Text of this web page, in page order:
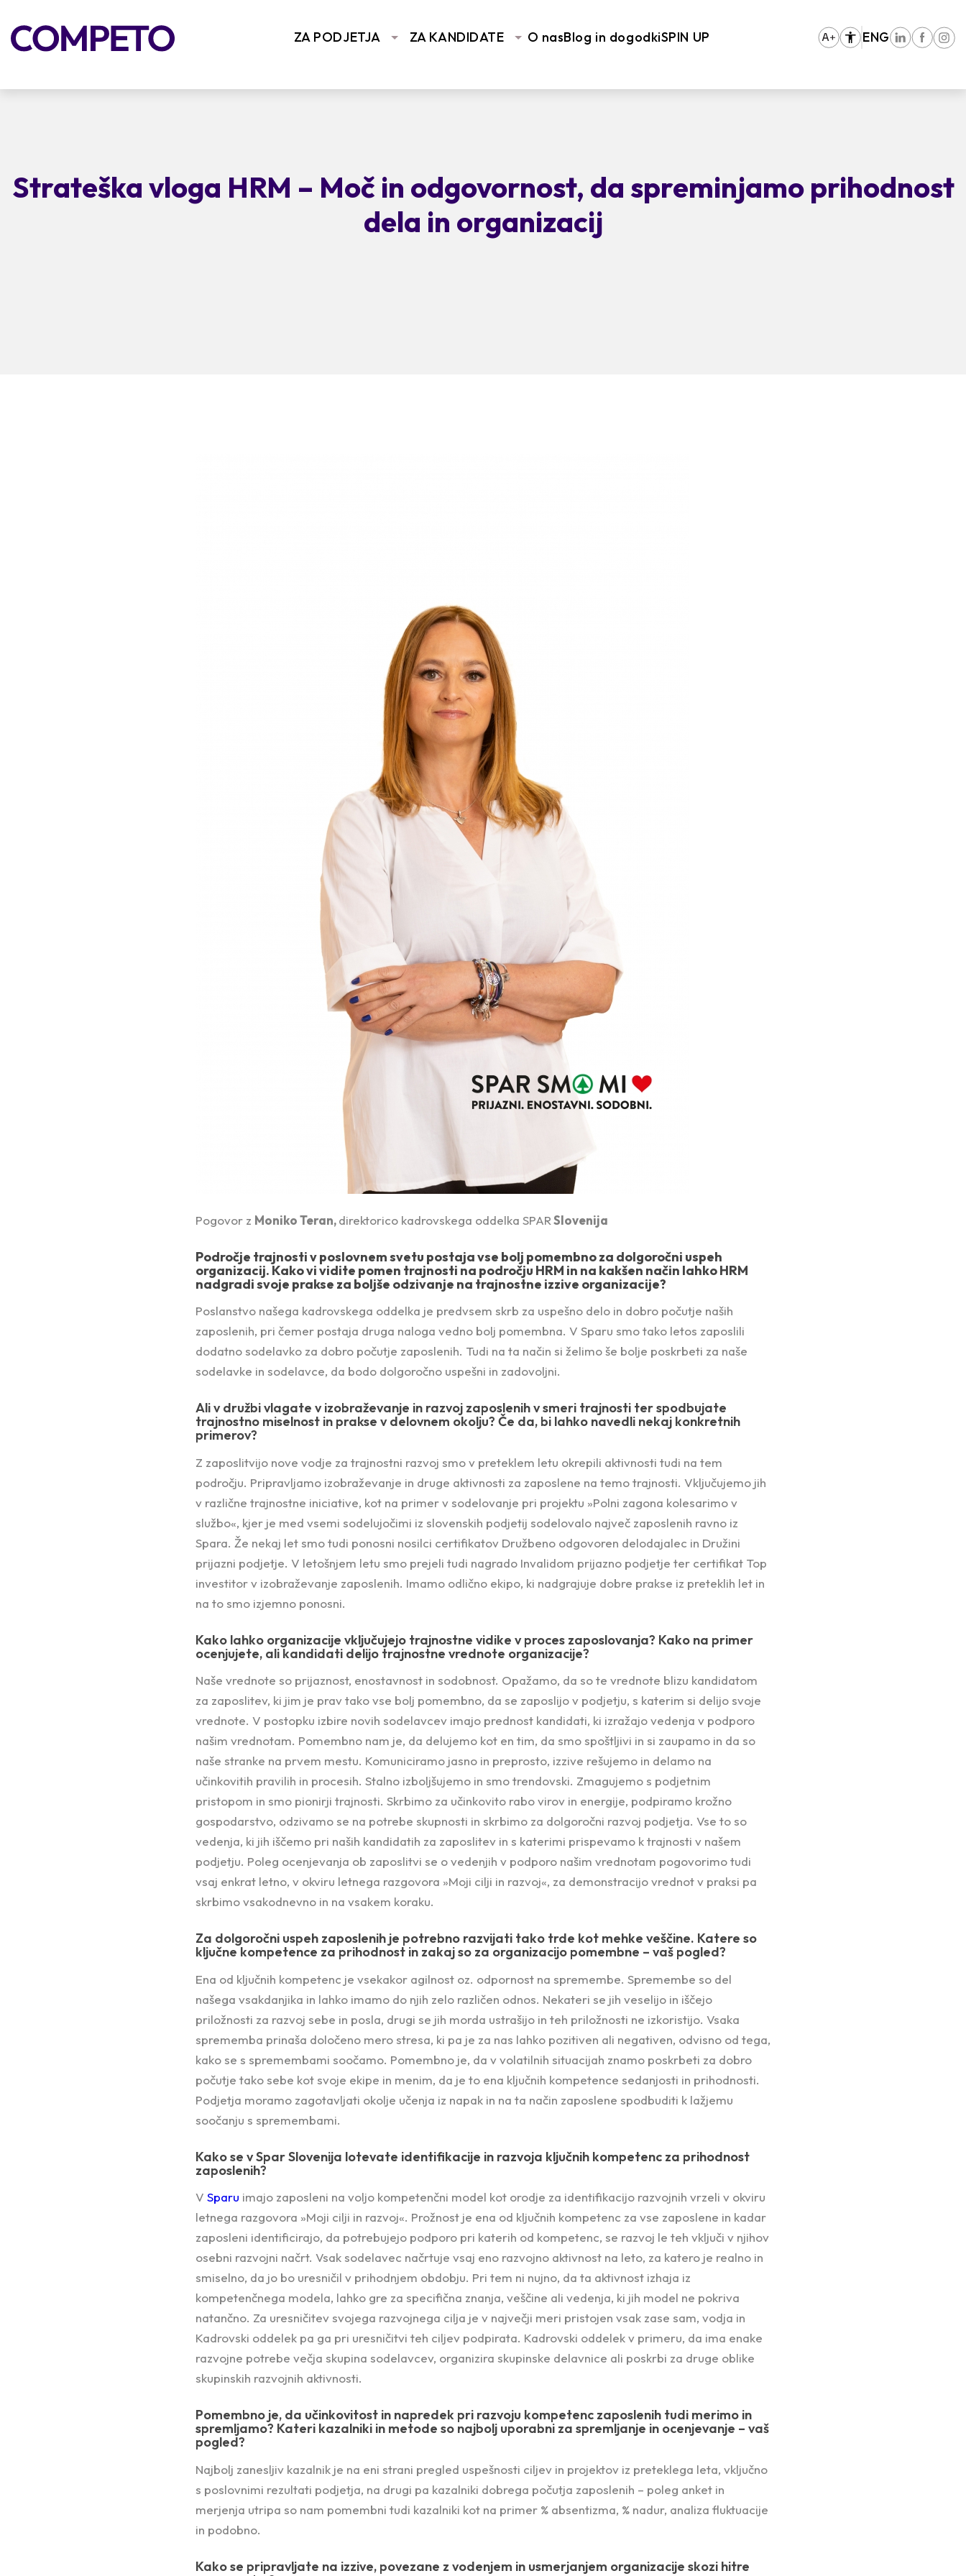
ZA PODJETJA ZA KANDIDATE O nasBlog in dogodkiSPIN UP ENG
Strateška vloga HRM – Moč in odgovornost, da spreminjamo prihodnost
dela in organizacij
Pogovor z Moniko Teran,direktorico kadrovskega oddelka SPARSlovenija
Področje trajnosti v poslovnem svetu postaja vse bolj pomembno za dolgoročni uspeh
organizacij. Kako vi vidite pomen trajnosti na področju HRM in na kakšen način lahko HRM
nadgradi svoje prakse za boljše odzivanje na trajnostne izzive organizacije?
Poslanstvo našega kadrovskega oddelka je predvsem skrb za uspešno delo in dobro počutje naših
zaposlenih, pri čemer postaja druga naloga vedno bolj pomembna. V Sparu smo tako letos zaposlili
dodatno sodelavko za dobro počutje zaposlenih. Tudi na ta način si želimo še bolje poskrbeti za naše
sodelavke in sodelavce, da bodo dolgoročno uspešni in zadovoljni.
Ali v družbi vlagate v izobraževanje in razvoj zaposlenih v smeri trajnosti ter spodbujate
trajnostno miselnost in prakse v delovnem okolju? Če da, bi lahko navedli nekaj konkretnih
primerov?
Z zaposlitvijo nove vodje za trajnostni razvoj smo v preteklem letu okrepili aktivnosti tudi na tem
področju. Pripravljamo izobraževanje in druge aktivnosti za zaposlene na temo trajnosti. Vključujemo jih
v različne trajnostne iniciative, kot na primer v sodelovanje pri projektu »Polni zagona kolesarimo v
službo«, kjer je med vsemi sodelujočimi iz slovenskih podjetij sodelovalo največ zaposlenih ravno iz
Spara. Že nekaj let smo tudi ponosni nosilci certifikatov Družbeno odgovoren delodajalec in Družini
prijazni podjetje. V letošnjem letu smo prejeli tudi nagrado Invalidom prijazno podjetje ter certifikat Top
investitor v izobraževanje zaposlenih. Imamo odlično ekipo, ki nadgrajuje dobre prakse iz preteklih let in
na to smo izjemno ponosni.
Kako lahko organizacije vključujejo trajnostne vidike v proces zaposlovanja? Kako na primer
ocenjujete, ali kandidati delijo trajnostne vrednote organizacije?
Naše vrednote so prijaznost, enostavnost in sodobnost. Opažamo, da so te vrednote blizu kandidatom
za zaposlitev, ki jim je prav tako vse bolj pomembno, da se zaposlijo v podjetju, s katerim si delijo svoje
vrednote. V postopku izbire novih sodelavcev imajo prednost kandidati, ki izražajo vedenja v podporo
našim vrednotam. Pomembno nam je, da delujemo kot en tim, da smo spoštljivi in si zaupamo in da so
naše stranke na prvem mestu. Komuniciramo jasno in preprosto, izzive rešujemo in delamo na
učinkovitih pravilih in procesih. Stalno izboljšujemo in smo trendovski. Zmagujemo s podjetnim
pristopom in smo pionirji trajnosti. Skrbimo za učinkovito rabo virov in energije, podpiramo krožno
gospodarstvo, odzivamo se na potrebe skupnosti in skrbimo za dolgoročni razvoj podjetja. Vse to so
vedenja, ki jih iščemo pri naših kandidatih za zaposlitev in s katerimi prispevamo k trajnosti v našem
podjetju. Poleg ocenjevanja ob zaposlitvi se o vedenjih v podporo našim vrednotam pogovorimo tudi
vsaj enkrat letno, v okviru letnega razgovora »Moji cilji in razvoj«, za demonstracijo vrednot v praksi pa
skrbimo vsakodnevno in na vsakem koraku.
Za dolgoročni uspeh zaposlenih je potrebno razvijati tako trde kot mehke veščine. Katere so
ključne kompetence za prihodnost in zakaj so za organizacijo pomembne – vaš pogled?
Ena od ključnih kompetenc je vsekakor agilnost oz. odpornost na spremembe. Spremembe so del
našega vsakdanjika in lahko imamo do njih zelo različen odnos. Nekateri se jih veselijo in iščejo
priložnosti za razvoj sebe in posla, drugi se jih morda ustrašijo in teh priložnosti ne izkoristijo. Vsaka
sprememba prinaša določeno mero stresa, ki pa je za nas lahko pozitiven ali negativen, odvisno od tega,
kako se s spremembami soočamo. Pomembno je, da v volatilnih situacijah znamo poskrbeti za dobro
počutje tako sebe kot svoje ekipe in menim, da je to ena ključnih kompetence sedanjosti in prihodnosti.
Podjetja moramo zagotavljati okolje učenja iz napak in na ta način zaposlene spodbuditi k lažjemu
soočanju s spremembami.
Kako se v Spar Slovenija lotevate identifikacije in razvoja ključnih kompetenc za prihodnost
zaposlenih?
V Sparu imajo zaposleni na voljo kompetenčni model kot orodje za identifikacijo razvojnih vrzeli v okviru
letnega razgovora »Moji cilji in razvoj«. Prožnost je ena od ključnih kompetenc za vse zaposlene in kadar
zaposleni identificirajo, da potrebujejo podporo pri katerih od kompetenc, se razvoj le teh vključi v njihov
osebni razvojni načrt. Vsak sodelavec načrtuje vsaj eno razvojno aktivnost na leto, za katero je realno in
smiselno, da jo bo uresničil v prihodnjem obdobju. Pri tem ni nujno, da ta aktivnost izhaja iz
kompetenčnega modela, lahko gre za specifična znanja, veščine ali vedenja, ki jih model ne pokriva
natančno. Za uresničitev svojega razvojnega cilja je v največji meri pristojen vsak zase sam, vodja in
Kadrovski oddelek pa ga pri uresničitvi teh ciljev podpirata. Kadrovski oddelek v primeru, da ima enake
razvojne potrebe večja skupina sodelavcev, organizira skupinske delavnice ali poskrbi za druge oblike
skupinskih razvojnih aktivnosti.
Pomembno je, da učinkovitost in napredek pri razvoju kompetenc zaposlenih tudi merimo in
spremljamo? Kateri kazalniki in metode so najbolj uporabni za spremljanje in ocenjevanje – vaš
pogled?
Najbolj zanesljiv kazalnik je na eni strani pregled uspešnosti ciljev in projektov iz preteklega leta, vključno
s poslovnimi rezultati podjetja, na drugi pa kazalniki dobrega počutja zaposlenih – poleg anket in
merjenja utripa so nam pomembni tudi kazalniki kot na primer % absentizma, % nadur, analiza fluktuacije
in podobno.
Kako se pripravljate na izzive, povezane z vodenjem in usmerjanjem organizacije skozi hitre